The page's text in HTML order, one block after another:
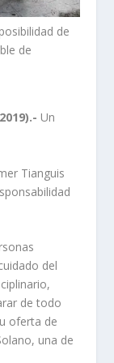
de
de
Un
Tianguis
del
de todo
oferta de
una de